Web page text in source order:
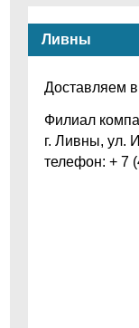
Ливны
Доставляем
Филиал
г. Ливны, ул.
телефон: + 7